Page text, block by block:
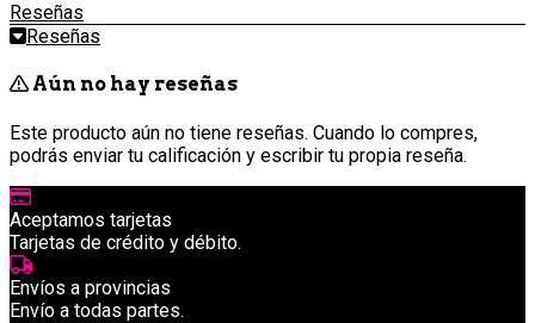
Reseñas
Reseñas
Aún no hay reseñas
Este producto aún no tiene reseñas. Cuando lo compres,
podrás enviar tu calificación y escribir tu propia reseña.
Aceptamos tarjetas
Tarjetas de crédito y débito.
Envíos a provincias
Envío a todas partes.